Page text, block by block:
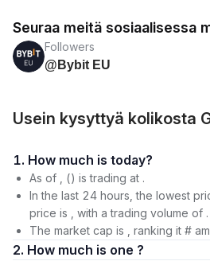
Seuraa meitä sosiaalisessa
Followers
@Bybit EU
Usein kysyttyä kolikosta
1. How much is today?
As of , () is trading at .
In the last 24 hours, the lowest
price is , with a trading volume of .
The market cap is , ranking it #
2. How much is one ?